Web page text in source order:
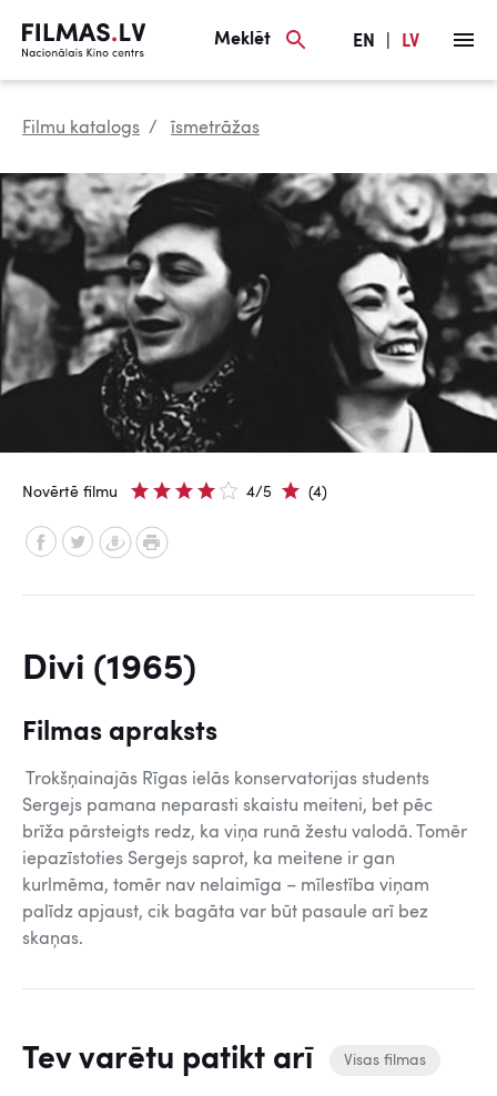
Meklēt EN LV
Filmu katalogs īsmetrāžas
Novērtē filmu 4/5 (4)
Divi (1965)
Filmas apraksts
Trokšņainajās Rīgas ielās konservatorijas students
Sergejs pamana neparasti skaistu meiteni, bet pēc
brīža pārsteigts redz, ka viņa runā žestu valodā. Tomēr
iepazīstoties Sergejs saprot, ka meitene ir gan
kurlmēma, tomēr nav nelaimīga – mīlestība viņam
palīdz apjaust, cik bagāta var būt pasaule arī bez
skaņas.
Tev varētu patikt arī Visas filmas